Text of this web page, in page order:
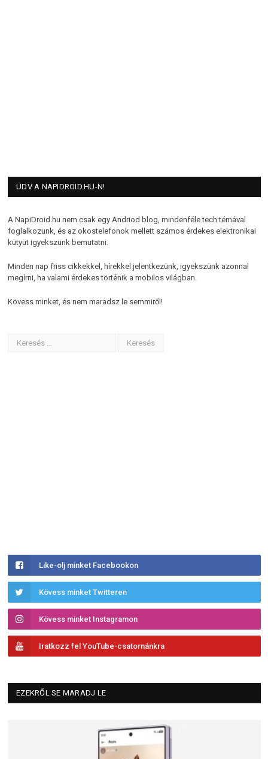
ÜDV A NAPIDROID.HU-N!
A NapiDroid.hu nem csak egy Andriod blog, mindenféle tech témával
foglalkozunk, és az okostelefonok mellett számos érdekes elektronikai
kütyüt igyekszünk bemutatni.
Minden nap friss cikkekkel, hírekkel jelentkezünk, igyekszünk azonnal
megírni, ha valami érdekes történik a mobilos világban.
Kövess minket, és nem maradsz le semmiről!
Like-olj minket Facebookon
Kövess minket Twitteren
Kövess minket Instagramon
Iratkozz fel YouTube-csatornánkra
EZEKRŐL SE MARADJ LE